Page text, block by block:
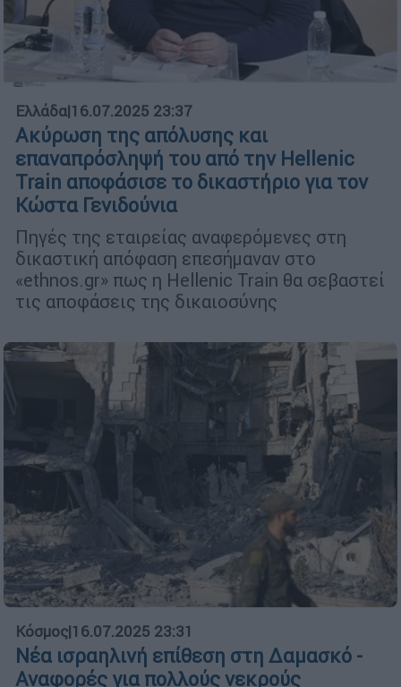
Ελλάδα|16.07.2025 23:37
Ακύρωση της απόλυσης και
επαναπρόσληψή του από την Hellenic
Train αποφάσισε το δικαστήριο για τον
Κώστα Γενιδούνια
Πηγές της εταιρείας αναφερόμενες στη
δικαστική απόφαση επεσήμαναν στο
«ethnos.gr» πως η Ηellenic Train θα σεβαστεί
τις αποφάσεις της δικαιοσύνης
Κόσμος|16.07.2025 23:31
Νέα ισραηλινή επίθεση στη Δαμασκό -
Αναφορές για πολλούς νεκρούς